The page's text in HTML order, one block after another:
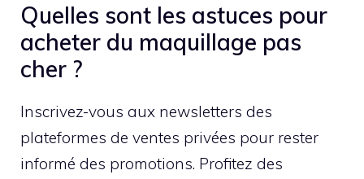
Quelles sont les astuces pour
acheter du maquillage pas
cher ?
Inscrivez-vous aux newsletters des
plateformes de ventes privées pour rester
informé des promotions. Profitez des